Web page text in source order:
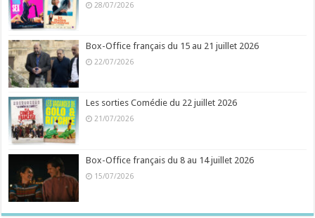
28/07/2026
Box-Office français du 15 au 21 juillet 2026
22/07/2026
Les sorties Comédie du 22 juillet 2026
21/07/2026
Box-Office français du 8 au 14 juillet 2026
15/07/2026